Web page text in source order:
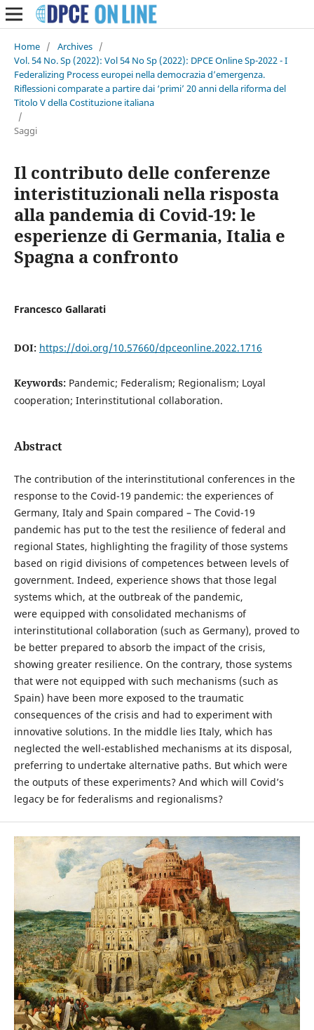
Home / Archives /
Vol. 54 No. Sp (2022): Vol 54 No Sp (2022): DPCE Online Sp-2022 - I
Federalizing Process europei nella democrazia d’emergenza.
Riflessioni comparate a partire dai ‘primi’ 20 anni della riforma del
Titolo V della Costituzione italiana
/
Saggi
Il contributo delle conferenze
interistituzionali nella risposta
alla pandemia di Covid-19: le
esperienze di Germania, Italia e
Spagna a confronto
Francesco Gallarati
DOI: https://doi.org/10.57660/dpceonline.2022.1716
Keywords: Pandemic; Federalism; Regionalism; Loyal
cooperation; Interinstitutional collaboration.
Abstract
The contribution of the interinstitutional conferences in the
response to the Covid-19 pandemic: the experiences of
Germany, Italy and Spain compared – The Covid-19
pandemic has put to the test the resilience of federal and
regional States, highlighting the fragility of those systems
based on rigid divisions of competences between levels of
government. Indeed, experience shows that those legal
systems which, at the outbreak of the pandemic,
were equipped with consolidated mechanisms of
interinstitutional collaboration (such as Germany), proved to
be better prepared to absorb the impact of the crisis,
showing greater resilience. On the contrary, those systems
that were not equipped with such mechanisms (such as
Spain) have been more exposed to the traumatic
consequences of the crisis and had to experiment with
innovative solutions. In the middle lies Italy, which has
neglected the well-established mechanisms at its disposal,
preferring to undertake alternative paths. But which were
the outputs of these experiments? And which will Covid’s
legacy be for federalisms and regionalisms?